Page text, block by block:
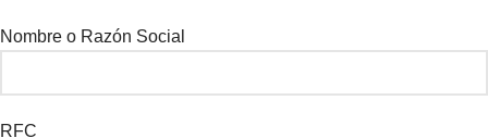
Nombre o Razón Social
RFC